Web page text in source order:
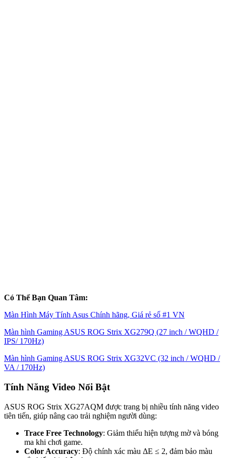
Có Thể Bạn Quan Tâm:
Màn Hình Máy Tính Asus Chính hãng, Giá rẻ số #1 VN
Màn hình Gaming ASUS ROG Strix XG279Q (27 inch / WQHD /
IPS/ 170Hz)
Màn hình Gaming ASUS ROG Strix XG32VC (32 inch / WQHD /
VA / 170Hz)
Tính Năng Video Nổi Bật
ASUS ROG Strix XG27AQM được trang bị nhiều tính năng video
tiên tiến, giúp nâng cao trải nghiệm người dùng:
Trace Free Technology: Giảm thiểu hiện tượng mờ và bóng
ma khi chơi game.
Color Accuracy: Độ chính xác màu ΔE ≤ 2, đảm bảo màu